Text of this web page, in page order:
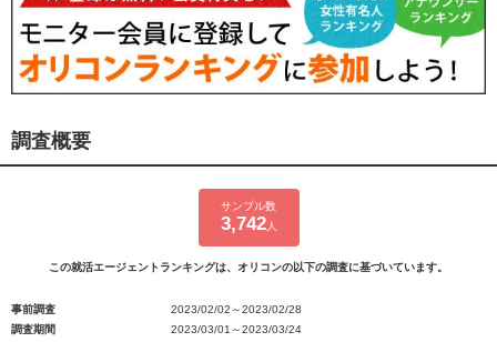
調査概要
サンプル数
3,742人
この就活エージェントランキングは、オリコンの以下の調査に基づいています。
事前調査
2023/02/02～2023/02/28
調査期間
2023/03/01～2023/03/24